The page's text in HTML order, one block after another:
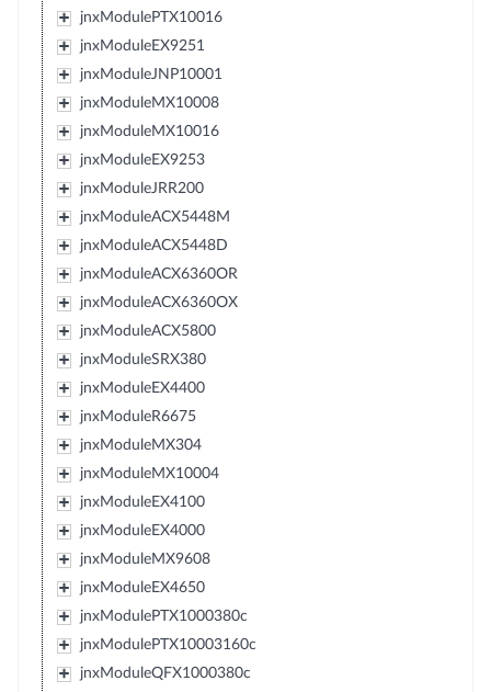
jnxModulePTX10016
jnxModuleEX9251
jnxModuleJNP10001
jnxModuleMX10008
jnxModuleMX10016
jnxModuleEX9253
jnxModuleJRR200
jnxModuleACX5448M
jnxModuleACX5448D
jnxModuleACX6360OR
jnxModuleACX6360OX
jnxModuleACX5800
jnxModuleSRX380
jnxModuleEX4400
jnxModuleR6675
jnxModuleMX304
jnxModuleMX10004
jnxModuleEX4100
jnxModuleEX4000
jnxModuleMX9608
jnxModuleEX4650
jnxModulePTX1000380c
jnxModulePTX10003160c
jnxModuleQFX1000380c